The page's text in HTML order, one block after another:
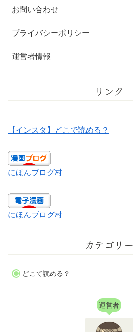
お問い合わせ
プライバシーポリシー
運営者情報
リンク
【インスタ】どこで読める？
にほんブログ村
にほんブログ村
カテゴリー
どこで読める？
運営者